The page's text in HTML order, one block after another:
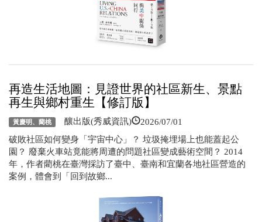
再造生活地圖：見證世界的社區新生、景點
再生與鄉村重生【修訂版】
黃慶明、藺桃 釀出版(秀威資訊) 2026/07/01
破敗社區如何變身「宇宙中心」？ 垃圾掩埋場上也能蓋起公
園？ 廢棄火車站竟能將周遭的問題社區變成藝術空間？ 2014
年，作者藺桃在臺灣採訪了臺中、臺南和宜蘭各地社區營造的
案例，體會到「回到故鄉...